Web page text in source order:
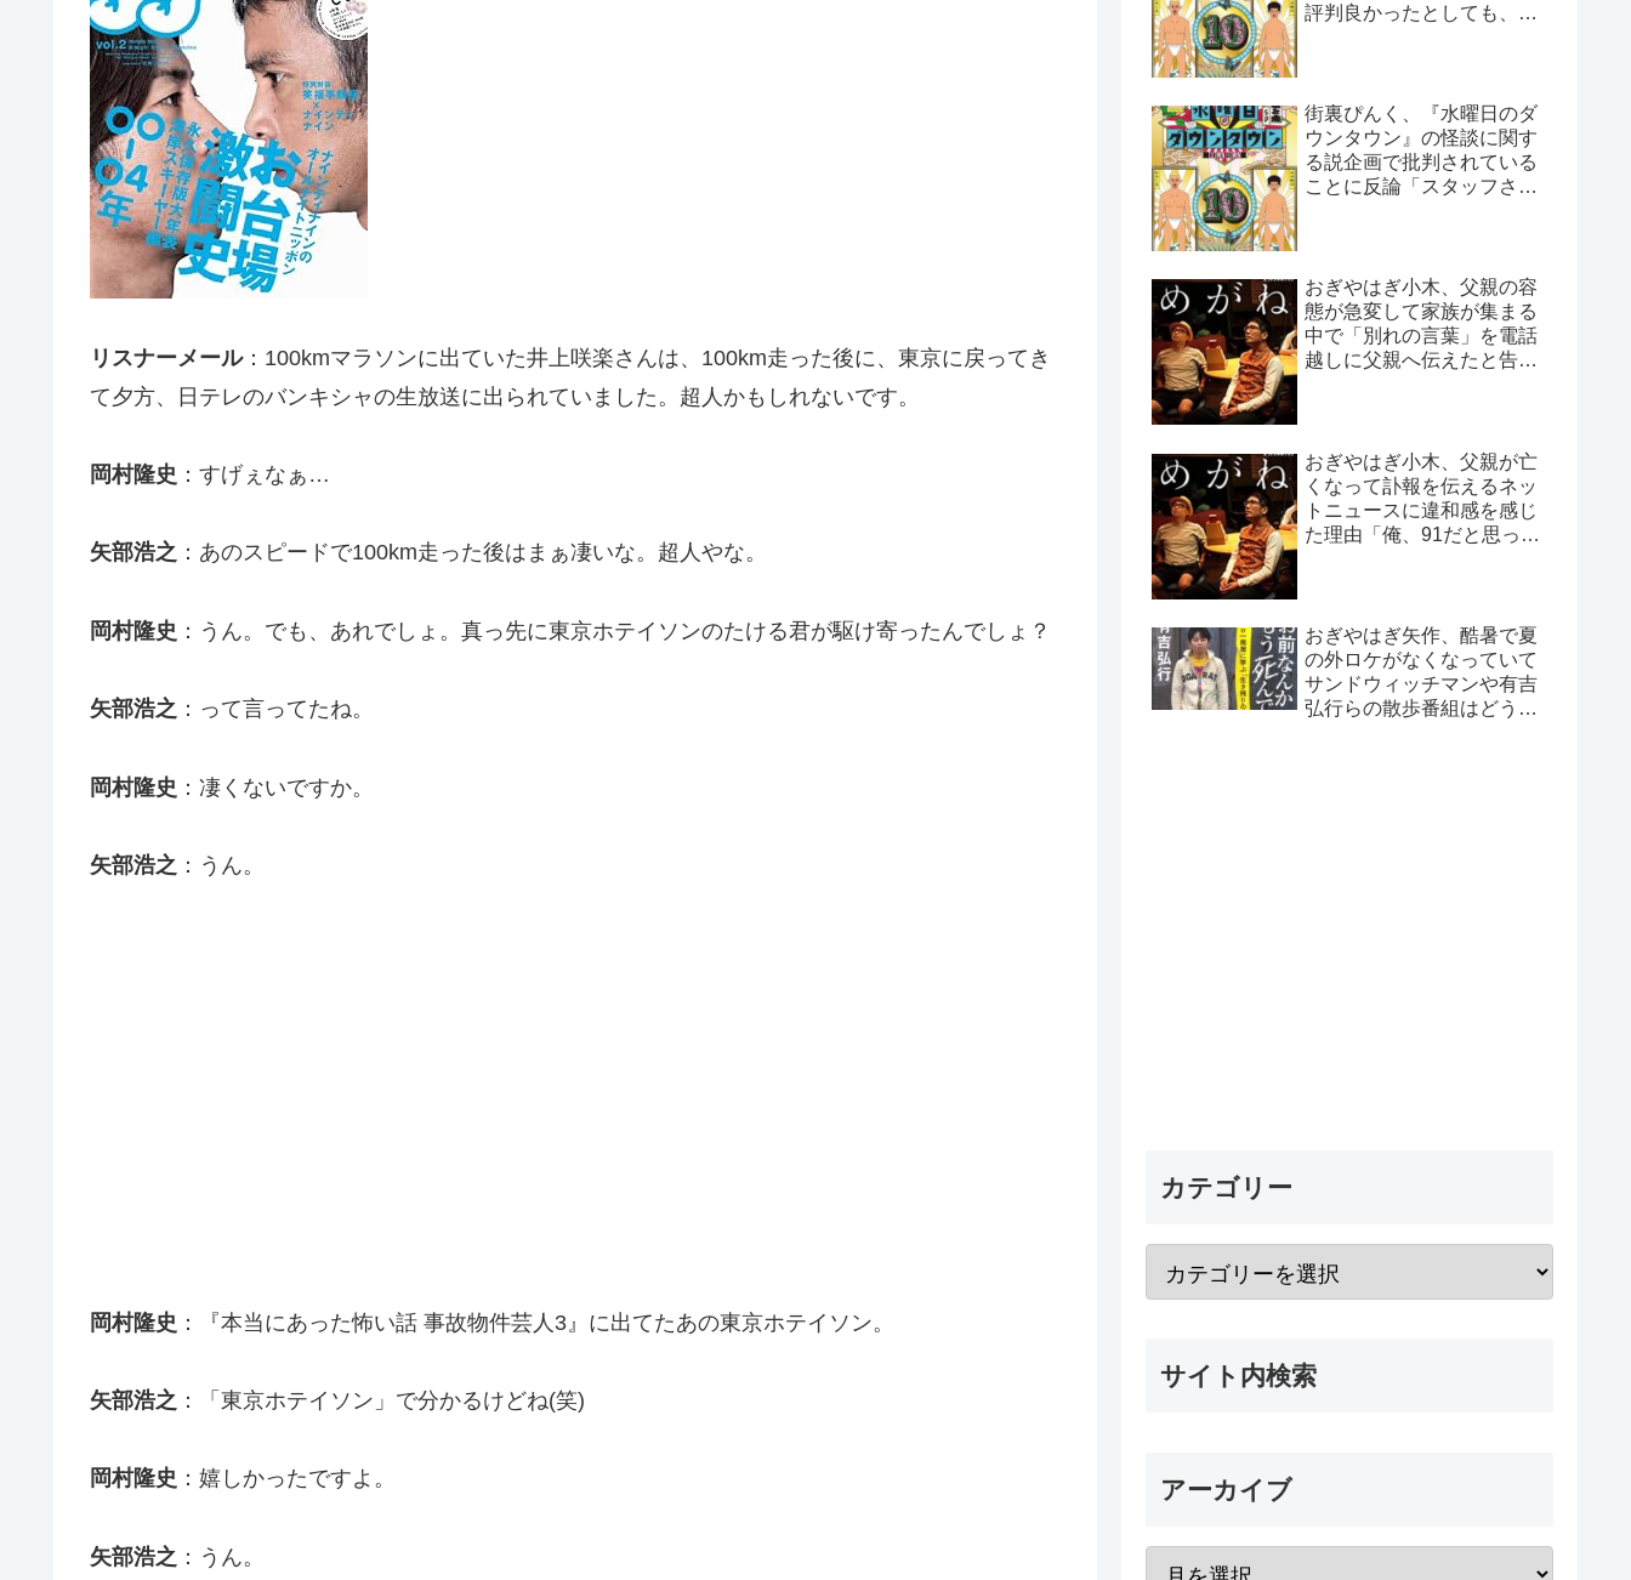
リスナーメール：100kmマラソンに出ていた井上咲楽さんは、100km走った後に、東京に戻ってき
て夕方、日テレのバンキシャの生放送に出られていました。超人かもしれないです。
岡村隆史 ：すげぇなぁ…
矢部浩之 ：あのスピードで100km走った後はまぁ凄いな。超人やな。
岡村隆史 ：うん。でも、あれでしょ。真っ先に東京ホテイソンのたける君が駆け寄ったんでしょ？
矢部浩之 ：って言ってたね。
岡村隆史 ：凄くないですか。
矢部浩之 ：うん。
岡村隆史 ：『本当にあった怖い話 事故物件芸人3』に出てたあの東京ホテイソン。
矢部浩之 ：「東京ホテイソン」で分かるけどね(笑)
岡村隆史 ：嬉しかったですよ。
矢部浩之 ：うん。
評判良かったとしても、や
街裏ぴんく、『水曜日のダ
ウンタウン』の怪談に関す
る説企画で批判されている
ことに反論「スタッフさん
おぎやはぎ小木、父親の容
態が急変して家族が集まる
中で「別れの言葉」を電話
越しに父親へ伝えたと告白
おぎやはぎ小木、父親が亡
くなって訃報を伝えるネッ
トニュースに違和感を感じ
た理由「俺、91だと思って
おぎやはぎ矢作、酷暑で夏
の外ロケがなくなっていて
サンドウィッチマンや有吉
弘行らの散歩番組はどうし
カテゴリー
サイト内検索
アーカイブ